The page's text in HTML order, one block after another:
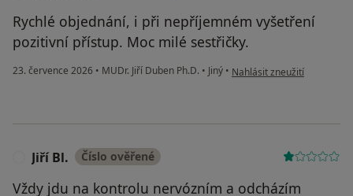
Rychlé objednání, i při nepříjemném vyšetření
pozitivní přístup. Moc milé sestřičky.
23. července 2026 • MUDr. Jiří Duben Ph.D. • Jiný • podle názoru uživatele
Nahlásit zneužití
Jiří Bl. Číslo ověřené
Vždy jdu na kontrolu nervózním a odcházím